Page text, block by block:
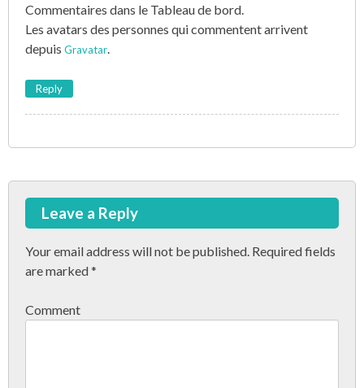
n
Commentaires dans le Tableau de bord.
Les avatars des personnes qui commentent arrivent
depuis Gravatar.
Reply
Leave a Reply
Your email address will not be published. Required fields
are marked*
Comment